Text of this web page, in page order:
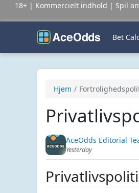
18+ | Kommercielt indhold | Spil
Bet
Hjem
AceOdds Editorial
Yesterday